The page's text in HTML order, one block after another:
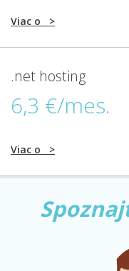
Viac o >
.net hosting
6,3 €/mes.
Viac o >